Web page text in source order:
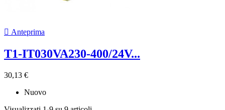
 Anteprima
T1-IT030VA230-400/24V...
30,13 €
Nuovo